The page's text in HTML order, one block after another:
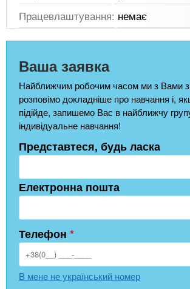
Працевлаштування: немає
Ваша заявка
Найближчим робочим часом ми з Вами
розповімо докладніше про навчання і,
підійде, запишемо Вас в найближчу
індивідуальне навчання!
Представтеся, будь ласка
Електронна пошта
Телефон *
В мене не український номер